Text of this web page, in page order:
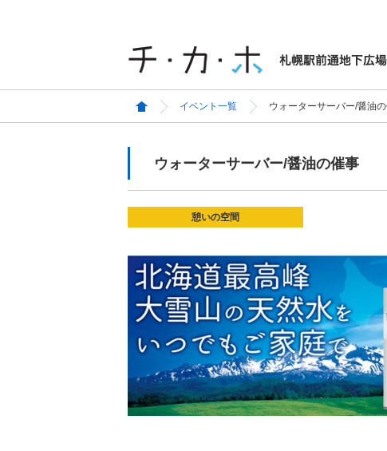
イベント一覧 ウォーターサーバー/醤油
ウォーターサーバー/醤油の催事
憩いの空間